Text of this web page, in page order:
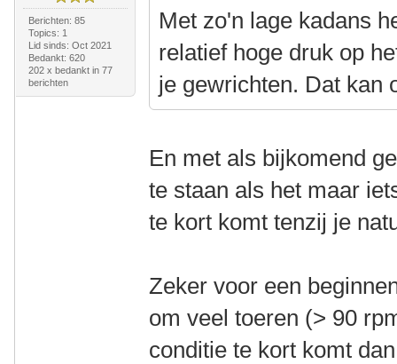
Berichten: 85
Topics: 1
Lid sinds: Oct 2021
Bedankt: 620
202 x bedankt in 77
berichten
Met zo'n lage kadans
relatief hoge druk op
je gewrichten. Dat kan
En met als bijkomend
te staan als het maar
te kort komt tenzij je
Zeker voor een
om veel toeren (> 90
conditie te kort komt